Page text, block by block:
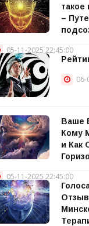
такое
–
05-11-2025 22:45:00
06-
Ваше
Кому
и Как
05-11-2025 22:45:00